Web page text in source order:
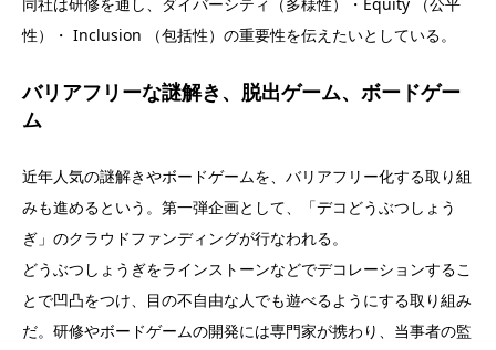
性）・ Inclusion （包括性）の重要性を伝えたいとしている。
バリアフリーな謎解き、脱出ゲーム、ボードゲー
ム
近年人気の謎解きやボードゲームを、バリアフリー化する取り組
みも進めるという。第一弾企画として、「デコどうぶつしょう
ぎ」のクラウドファンディングが行なわれる。
どうぶつしょうぎをラインストーンなどでデコレーションするこ
とで凹凸をつけ、目の不自由な人でも遊べるようにする取り組み
だ。研修やボードゲームの開発には専門家が携わり、当事者の監